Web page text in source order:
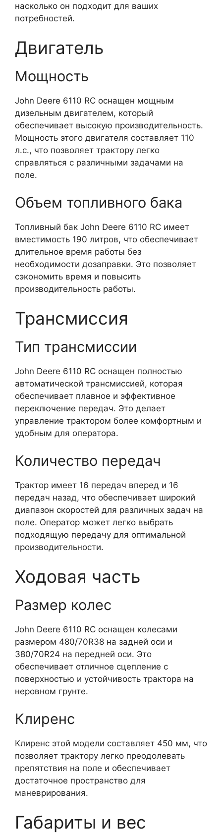
насколько он подходит для ваших
потребностей.
Двигатель
Мощность
John Deere 6110 RC оснащен мощным
дизельным двигателем, который
обеспечивает высокую производительность.
Мощность этого двигателя составляет 110
л.с., что позволяет трактору легко
справляться с различными задачами на
поле.
Объем топливного бака
Топливный бак John Deere 6110 RC имеет
вместимость 190 литров, что обеспечивает
длительное время работы без
необходимости дозаправки. Это позволяет
сэкономить время и повысить
производительность работы.
Трансмиссия
Тип трансмиссии
John Deere 6110 RC оснащен полностью
автоматической трансмиссией, которая
обеспечивает плавное и эффективное
переключение передач. Это делает
управление трактором более комфортным и
удобным для оператора.
Количество передач
Трактор имеет 16 передач вперед и 16
передач назад, что обеспечивает широкий
диапазон скоростей для различных задач на
поле. Оператор может легко выбрать
подходящую передачу для оптимальной
производительности.
Ходовая часть
Размер колес
John Deere 6110 RC оснащен колесами
размером 480/70R38 на задней оси и
380/70R24 на передней оси. Это
обеспечивает отличное сцепление с
поверхностью и устойчивость трактора на
неровном грунте.
Клиренс
Клиренс этой модели составляет 450 мм, что
позволяет трактору легко преодолевать
препятствия на поле и обеспечивает
достаточное пространство для
маневрирования.
Габариты и вес